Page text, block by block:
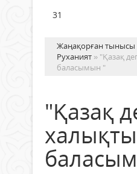
31
Жаңақорған тынысы
Руханият » "Қазақ
баласымын "
"Қазақ